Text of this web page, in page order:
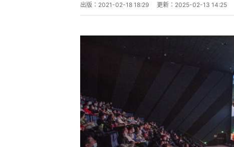
出版： 2021-02-18 18:29 更新： 2025-02-13 14:25